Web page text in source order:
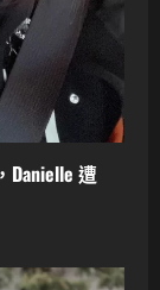
Danielle 遭